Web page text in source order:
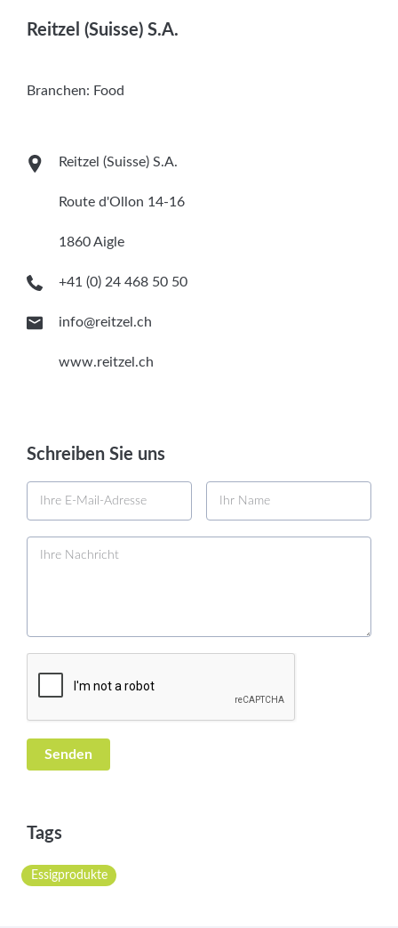
Reitzel (Suisse) S.A.
Branchen: Food
Reitzel (Suisse) S.A.
Route d'Ollon 14-16
1860 Aigle
+41 (0) 24 468 50 50
info@reitzel.ch
www.reitzel.ch
Schreiben Sie uns
Tags
Essigprodukte